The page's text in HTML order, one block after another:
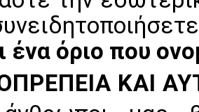
ένα όριο που
ΚΑΙ